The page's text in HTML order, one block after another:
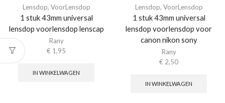
Lensdop, VoorLensdop
1 stuk 43mm universal
lensdop voorlensdop lenscap
Rany
€ 1,95
IN WINKELWAGEN
Lensdop, VoorLensdop
1 stuk 43mm universal
lensdop voorlensdop voor
canon nikon sony
Rany
€ 2,50
IN WINKELWAGEN